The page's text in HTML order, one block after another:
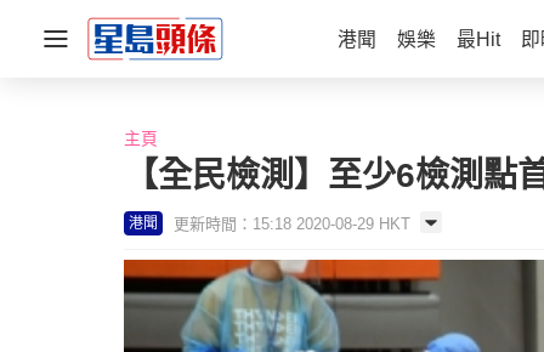
港聞 娛樂 最Hit
主頁
【全民檢測】至少6檢測點
港聞 更新時間：15:18 2020-08-29 HKT